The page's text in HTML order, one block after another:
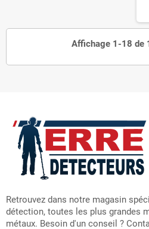
Affichage 1-18 de
Retrouvez dans notre magasin
détection, toutes les plus grandes
métaux. Besoin d'un conseil ?